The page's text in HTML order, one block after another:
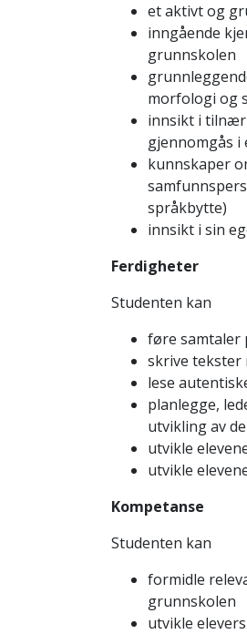
et aktivt og
inngående
grunnskolen
morfologi og
innsikt i
gjennomgås i
kunnskaper
språkbytte)
innsikt i sin
Ferdigheter
Studenten kan
føre samtaler
skrive
lese
planlegge,
utvikling av
utvikle
utvikle
Kompetanse
Studenten kan
formidle
grunnskolen
utvikle